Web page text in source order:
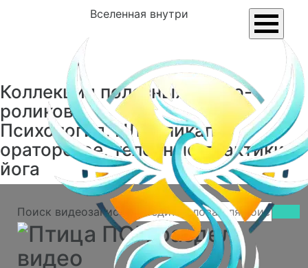
Вселенная внутри
Коллекция полезных видео-
роликов
Психология, НЛП, пикап,
ораторское, телесные практики,
йога
Поиск видеозаписей